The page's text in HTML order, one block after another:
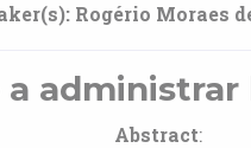
Rogério Moraes
a
Abstract: